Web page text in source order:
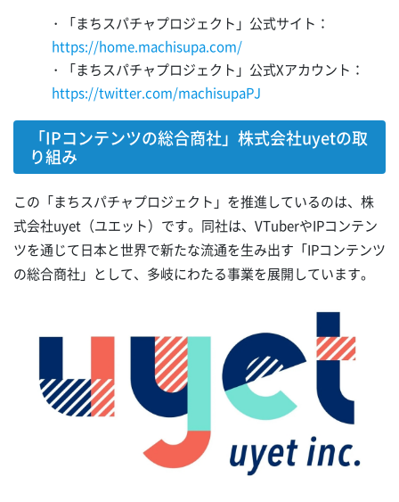
・「まちスパチャプロジェクト」公式サイト：
https://home.machisupa.com/
・「まちスパチャプロジェクト」公式Xアカウント：
https://twitter.com/machisupaPJ
「IPコンテンツの総合商社」株式会社uyetの取
り組み
この「まちスパチャプロジェクト」を推進しているのは、株
式会社uyet（ユエット）です。同社は、VTuberやIPコンテン
ツを通じて日本と世界で新たな流通を生み出す「IPコンテンツ
の総合商社」として、多岐にわたる事業を展開しています。